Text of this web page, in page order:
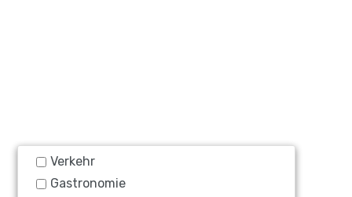
Verkehr
Gastronomie